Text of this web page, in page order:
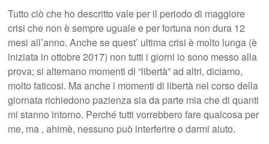
Tutto ciò che ho descritto vale per il periodo di maggiore
crisi che non è sempre uguale e per fortuna non dura 12
mesi all’anno. Anche se quest’ ultima crisi è molto lunga (è
iniziata in ottobre 2017) non tutti i giorni io sono messo alla
prova; si alternano momenti di “libertà” ad altri, diciamo,
molto faticosi. Ma anche i momenti di libertà nel corso della
giornata richiedono pazienza sia da parte mia che di quanti
mi stanno intorno. Perché tutti vorrebbero fare qualcosa per
me, ma , ahimè, nessuno può interferire o darmi aiuto.